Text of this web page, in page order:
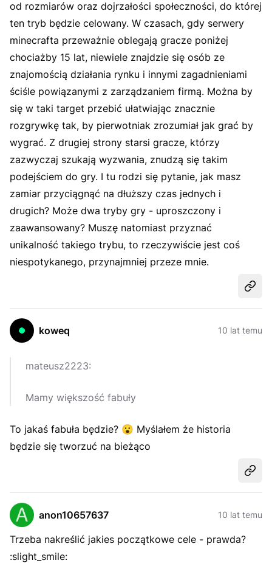
od rozmiarów oraz dojrzałości społeczności, do której
ten tryb będzie celowany. W czasach, gdy serwery
minecrafta przeważnie oblegają gracze poniżej
chociażby 15 lat, niewiele znajdzie się osób ze
znajomością działania rynku i innymi zagadnieniami
ściśle powiązanymi z zarządzaniem firmą. Można by
się w taki target przebić ułatwiając znacznie
rozgrywkę tak, by pierwotniak zrozumiał jak grać by
wygrać. Z drugiej strony starsi gracze, którzy
zazwyczaj szukają wyzwania, znudzą się takim
podejściem do gry. I tu rodzi się pytanie, jak masz
zamiar przyciągnąć na dłuższy czas jednych i
drugich? Może dwa tryby gry - uproszczony i
zaawansowany? Muszę natomiast przyznać
unikalność takiego trybu, to rzeczywiście jest coś
niespotykanego, przynajmniej przeze mnie.
koweq 10 lat temu
mateusz2223:
Mamy większość fabuły
To jakaś fabuła będzie? 😮 Myślałem że historia
będzie się tworzuć na bieżąco
anon10657637 10 lat temu
Trzeba nakreślić jakies początkowe cele - prawda?
:slight_smile: